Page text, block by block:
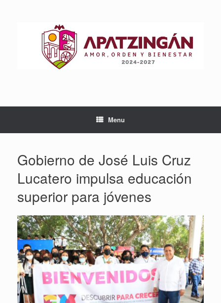
Menu
Gobierno de José Luis Cruz
Lucatero impulsa educación
superior para jóvenes